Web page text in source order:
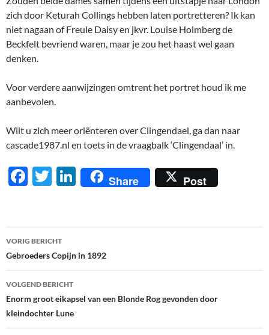
zich door Keturah Collings hebben laten portretteren? Ik kan
niet nagaan of Freule Daisy en jkvr. Louise Holmberg de
Beckfelt bevriend waren, maar je zou het haast wel gaan
denken.
Voor verdere aanwijzingen omtrent het portret houd ik me
aanbevolen.
Wilt u zich meer oriënteren over Clingendael, ga dan naar
cascade1987.nl en toets in de vraagbalk ‘Clingendaal’ in.
F
b
o
o
k
T
er
Li
n
e
dI
n
Share Post
Berichtnavigatie
VORIG BERICHT
Gebroeders Copijn in 1892
VOLGEND BERICHT
Enorm groot eikapsel van een Blonde Rog gevonden door
kleindochter Lune